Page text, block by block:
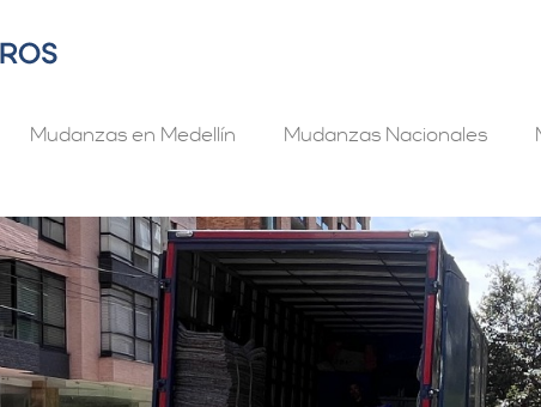
Mudanzas en Medellín Mudanzas Nacionales